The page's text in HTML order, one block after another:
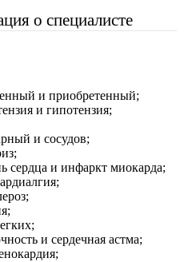
о специалисте
и приобретенный;
и гипотензия;
и сосудов;
сердца и инфаркт миокарда;
и сердечная астма;